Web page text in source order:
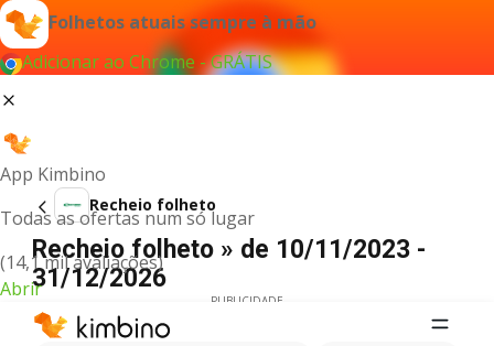
Folhetos atuais sempre à mão
Adicionar ao Chrome - GRÁTIS
App Kimbino
Todas as ofertas num só lugar
(14,1 mil avaliações)
Abrir
Recheio folheto
Recheio folheto » de 10/11/2023 -
31/12/2026
PUBLICIDADE